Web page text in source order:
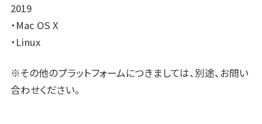
2019
・Mac OS X
・Linux
※その他のプラットフォームにつきましては、別途、お問い
合わせください。